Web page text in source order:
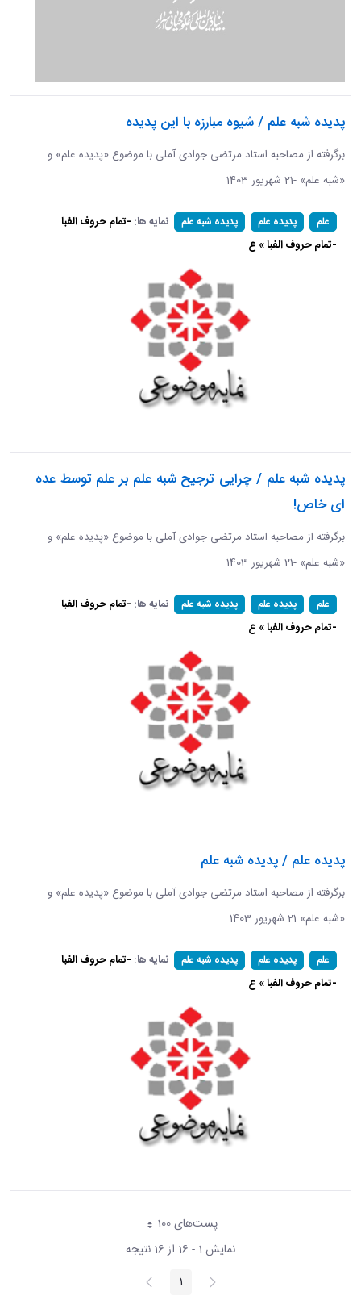
پدیده شبه علم / شیوه مبارزه با این پدیده
برگرفته از مصاحبه استاد مرتضی جوادی آملی با موضوع «پدیده علم» و
«شبه علم» -21 شهریور 1403
علم پدیده علم پدیده شبه علم نمایه ها: -تمام حروف الفبا
-تمام حروف الفبا » ع
پدیده شبه علم / چرایی ترجیح شبه علم بر علم توسط عده
ای خاص!
برگرفته از مصاحبه استاد مرتضی جوادی آملی با موضوع «پدیده علم» و
«شبه علم» -21 شهریور 1403
علم پدیده علم پدیده شبه علم نمایه ها: -تمام حروف الفبا
-تمام حروف الفبا » ع
پدیده علم / پدیده شبه علم
برگرفته از مصاحبه استاد مرتضی جوادی آملی با موضوع «پدیده علم» و
«شبه علم» 21 شهریور 1403
علم پدیده علم پدیده شبه علم نمایه ها: -تمام حروف الفبا
-تمام حروف الفبا » ع
پست‌‌های 100هر صفحه
نمایش 1 - 16 از 16 نتیجه
پیغام
قبلی صفحه1 صفحه
بعد